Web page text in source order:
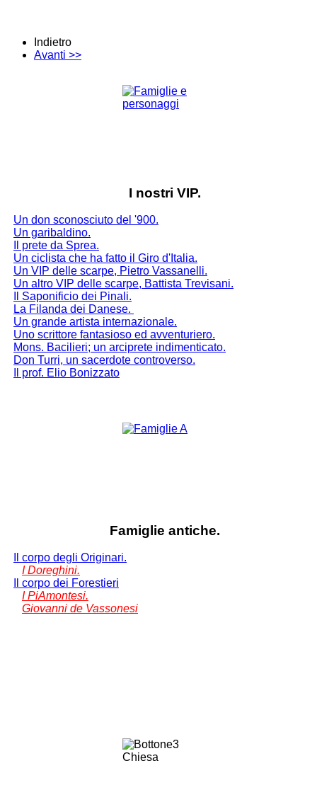
Indietro
Avanti >>
I nostri VIP.
Un don sconosciuto del '900.
Un garibaldino.
Il prete da Sprea.
Un ciclista che ha fatto il Giro d'Italia.
Un VIP delle scarpe, Pietro Vassanelli.
Un altro VIP delle scarpe, Battista Trevisani.
Il Saponificio dei Pinali.
La Filanda dei Danese.
Un grande artista internazionale.
Uno scrittore fantasioso ed avventuriero.
Mons. Bacilieri; un arciprete indimenticato.
Don Turri, un sacerdote controverso.
Il prof. Elio Bonizzato
Famiglie antiche.
Il corpo degli Originari.
I Doreghini.
Il corpo dei Forestieri
I PiAmontesi.
Giovanni de Vassonesi